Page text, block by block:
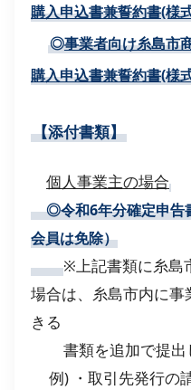
購入申込書兼誓約書(様
◎事業者向け糸島市
購入申込書兼誓約書(様
【添付書類】
個人事業主の場合
◎令和6年分確定申告
会員は免除）
※上記書類に糸島
場合は、糸島市内に
きる
書類を追加で提出
例) ・取引先発行の